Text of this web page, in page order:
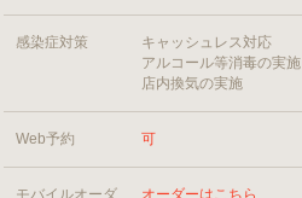
感染症対策
キャッシュレス対応
アルコール等消毒の実施
店内換気の実施
Web予約 可
モバイルオーダ
オーダーはこちら